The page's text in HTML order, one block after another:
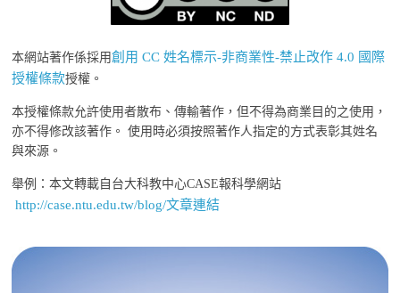
本網站著作係採用創用 CC 姓名標示-非商業性-禁止改作 4.0 國際
授權條款授權。
本授權條款允許使用者散布、傳輸著作，但不得為商業目的之使用，
亦不得修改該著作。 使用時必須按照著作人指定的方式表彰其姓名
與來源。
舉例：本文轉載自台大科教中心CASE報科學網站
http://case.ntu.edu.tw/blog/文章連結